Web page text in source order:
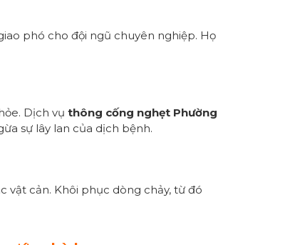
phó cho đội ngũ chuyên nghiệp. Họ
Dịch vụ thông cống nghẹt Phường
sự lây lan của dịch bệnh.
vật cản. Khôi phục dòng chảy, từ đó